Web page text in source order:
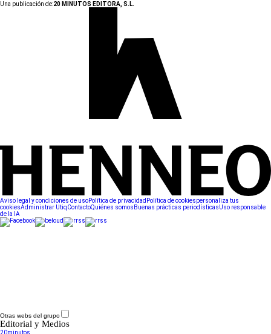
Una publicación de:20 MINUTOS EDITORA, S.L.
Aviso legal y condiciones de usoPolítica de privacidad Política de cookiespersonaliza tus
cookiesAdministrar UtiqContactoQuiénes somos Buenas prácticas periodísticasUso responsable
de la IA
Otras webs del grupo
Editorial y Medios
20minutos